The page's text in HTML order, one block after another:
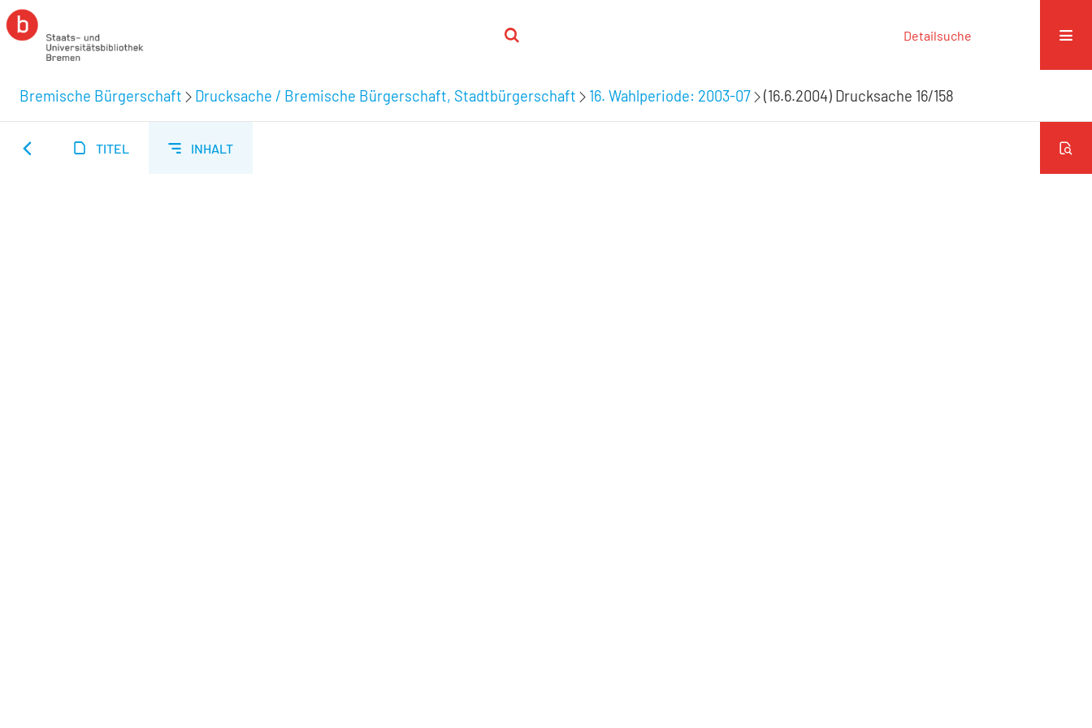
Detailsuche
Bremische Bürgerschaft Drucksache / Bremische Bürgerschaft, Stadtbürgerschaft 16. Wahlperiode: 2003-07 (16.6.2004) Drucksache 16/158
TITEL INHALT